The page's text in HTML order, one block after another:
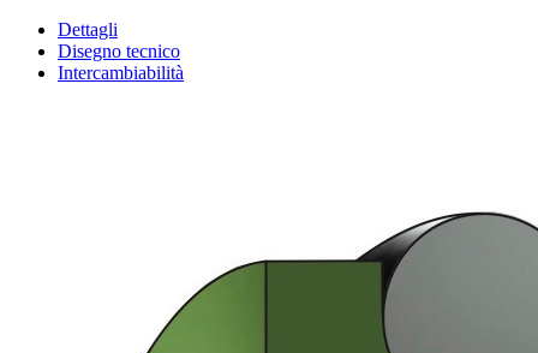
Dettagli
Disegno tecnico
Intercambiabilità